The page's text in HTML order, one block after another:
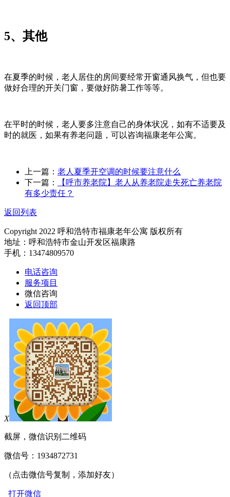
5、其他
在夏季的时候，老人居住的房间要经常开窗通风换气，但也要
做好合理的开关门窗，要做好防暑工作等等。
在平时的时候，老人要多注意自己的身体状况，如有不适要及
时的就医，如果有养老问题，可以咨询福康老年公寓。
上一篇： 老人夏季开空调的时候要注意什么
下一篇：
【呼市养老院】老人从养老院走失死亡养老院
有多少责任？
返回列表
Copyright 2022 呼和浩特市福康老年公寓 版权所有
地址：呼和浩特市金山开发区福康路
手机：13474809570
电话咨询
服务项目
微信咨询
返回顶部
X
截屏，微信识别二维码
微信号： 1934872731
（点击微信号复制，添加好友）
打开微信